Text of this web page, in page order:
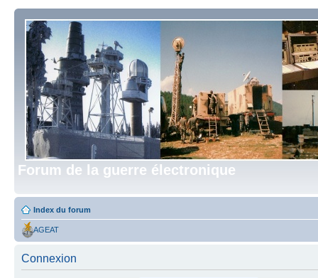
Forum de la guerre électronique
Index du forum
AGEAT
Connexion